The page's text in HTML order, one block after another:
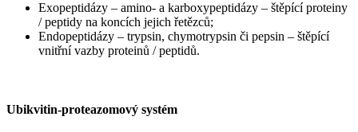
Exopeptidázy – amino- a karboxypeptidázy – štěpící proteiny
/ peptidy na koncích jejich řetězců;
Endopeptidázy – trypsin, chymotrypsin či pepsin – štěpící
vnitřní vazby proteinů / peptidů.
Ubikvitin-proteazomový systém